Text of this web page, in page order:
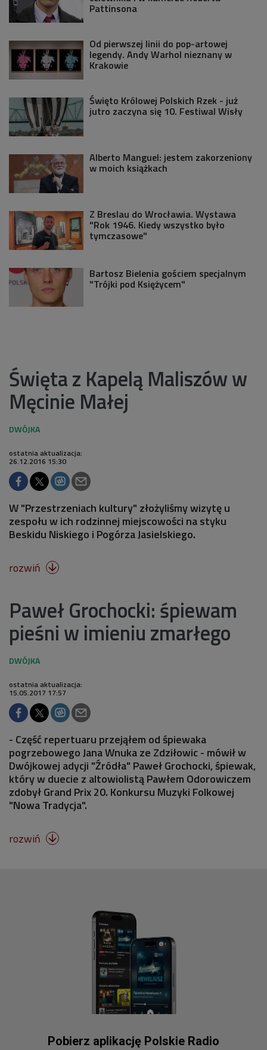
Pattinsona
Od pierwszej linii do pop-artowej
legendy. Andy Warhol nieznany w
Krakowie
Święto Królowej Polskich Rzek - już
jutro zaczyna się 10. Festiwal Wisły
Alberto Manguel: jestem zakorzeniony
w moich książkach
Z Breslau do Wrocławia. Wystawa
"Rok 1946. Kiedy wszystko było
tymczasowe"
Bartosz Bielenia gościem specjalnym
"Trójki pod Księżycem"
Święta z Kapelą Maliszów w
Męcinie Małej
ostatnia aktualizacja:
26.12.2016 15:30
W "Przestrzeniach kultury" złożyliśmy wizytę u
zespołu w ich rodzinnej miejscowości na styku
Beskidu Niskiego i Pogórza Jasielskiego.
rozwiń 
Paweł Grochocki: śpiewam
pieśni w imieniu zmarłego
ostatnia aktualizacja:
15.05.2017 17:57
- Część repertuaru przejąłem od śpiewaka
pogrzebowego Jana Wnuka ze Zdziłowic - mówił w
Dwójkowej adycji "Źródła" Paweł Grochocki, śpiewak,
który w duecie z altowiolistą Pawłem Odorowiczem
zdobył Grand Prix 20. Konkursu Muzyki Folkowej
"Nowa Tradycja".
rozwiń 
Pobierz aplikację Polskie Radio